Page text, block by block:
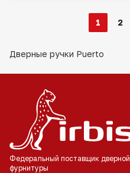
1 2
Дверные ручки Puerto
Федеральный поставщик дверной
фурнитуры